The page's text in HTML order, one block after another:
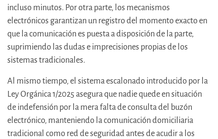
incluso minutos. Por otra parte, los mecanismos
electrónicos garantizan un registro del momento exacto en
que la comunicación es puesta a disposición de la parte,
suprimiendo las dudas e imprecisiones propias de los
sistemas tradicionales.
Al mismo tiempo, el sistema escalonado introducido por la
Ley Orgánica 1/2025 asegura que nadie quede en situación
de indefensión por la mera falta de consulta del buzón
electrónico, manteniendo la comunicación domiciliaria
tradicional como red de seguridad antes de acudir a los